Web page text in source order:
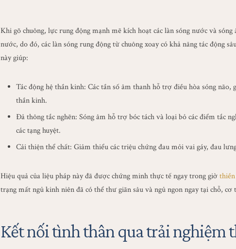
Khi gõ chuông, lực rung động mạnh mẽ kích hoạt các làn sóng nước và
nước, do đó, các làn sóng rung động từ chuông xoay có khả năng tác động
này giúp:
Tác động hệ thần kinh: Các tần số âm thanh hỗ trợ điều hòa sóng não,
thần kinh.
Đả thông tắc nghẽn: Sóng âm hỗ trợ bóc tách và loại bỏ các điểm tắc
các tạng huyệt.
Cải thiện thể chất: Giảm thiểu các triệu chứng đau mỏi vai gáy, đau
Hiệu quả của liệu pháp này đã được chứng minh thực tế ngay trong giờ
trạng mất ngủ kinh niên đã có thể thư giãn sâu và ngủ ngon ngay tại chỗ,
Kết nối tình thân qua trải nghiệm